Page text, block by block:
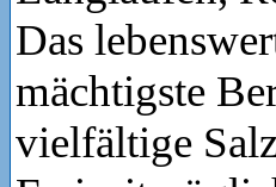
Das
mächtigste
vielfältige